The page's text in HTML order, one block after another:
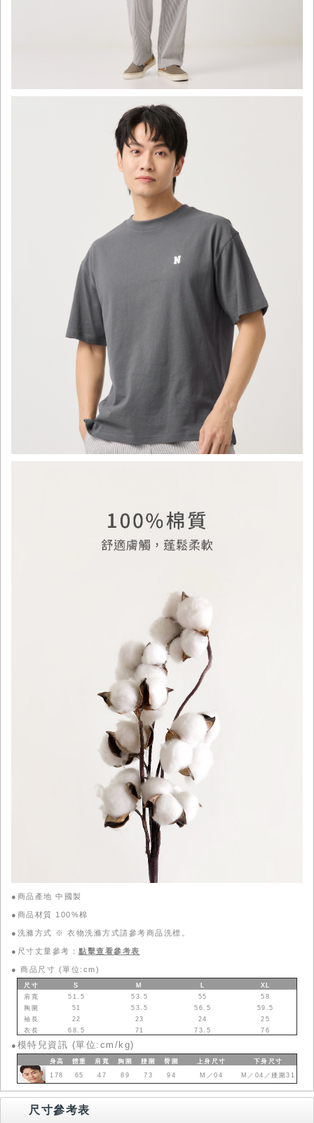
●商品產地 中國製
●商品材質 100%棉
●洗滌方式 ※ 衣物洗滌方式請參考商品洗標。
●尺寸丈量參考： 點擊查看參考表
● 商品尺寸 (單位:cm)
尺寸 S M
XL
肩寬
51.5 53.5 55
58
胸圍
51 53.5 56.5
59.5
袖長
22 23 24
25
衣長
68.5 71 73.5 76
● 模特兒資訊 (單位:cm/kg)
身高 體重 肩寬 胸圍 腰圍 臀圍 上身 尺寸 下身 尺寸
178
65 47 89 73 94 M／04 M／04／腰圍31
尺寸參考表